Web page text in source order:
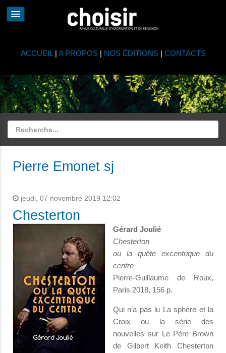
ACCUEIL | A PROPOS| NOS ÉDITIONS| CONTACTS
Pierre Emonet sj
jeudi, 07 novembre 2019 12:02
Chesterton
Gérard Joulié
Chesterton
ou la quête excentrique du
centre
Pierre-Guillaume de Roux,
Paris 2018, 156 p.
Qui n’a pas lu La sphère et la
Croix ou la série des
nouvelles sur Le Père Brown
de Gilbert Keith Chesterton